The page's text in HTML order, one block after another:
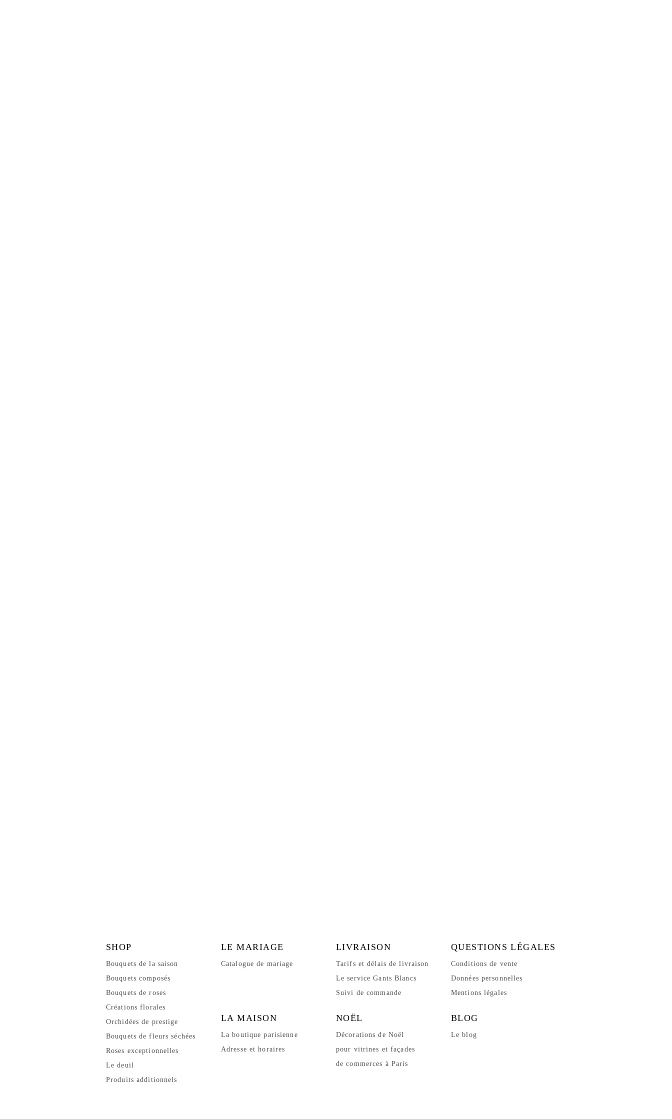
SHOP
Bouquets de la saison
Bouquets composés
Bouquets de roses
Créations florales
Orchidées de prestige
Bouquets de fleurs séchées
Roses exceptionnelles
Le deuil
Produits additionnels
LE MARIAGE
Catalogue de mariage
LIVRAISON
Tarifs et délais de livraison
Le service Gants Blancs
Suivi de commande
QUESTIONS LÉGALES
Conditions de vente
Données personnelles
Mentions légales
LA MAISON
La boutique parisienne
Adresse et horaires
NOËL
Décorations de Noël
pour vitrines et façades
de commerces à Paris
BLOG
Le blog